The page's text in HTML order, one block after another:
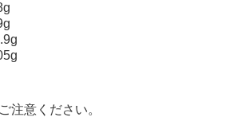
注意ください。